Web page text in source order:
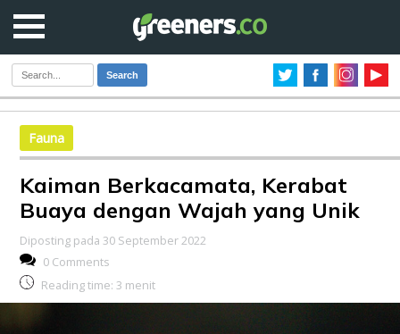
Search
Fauna
Kaiman Berkacamata, Kerabat
Buaya dengan Wajah yang Unik
Diposting pada 30 September 2022
0 Comments
Reading time: 3 menit